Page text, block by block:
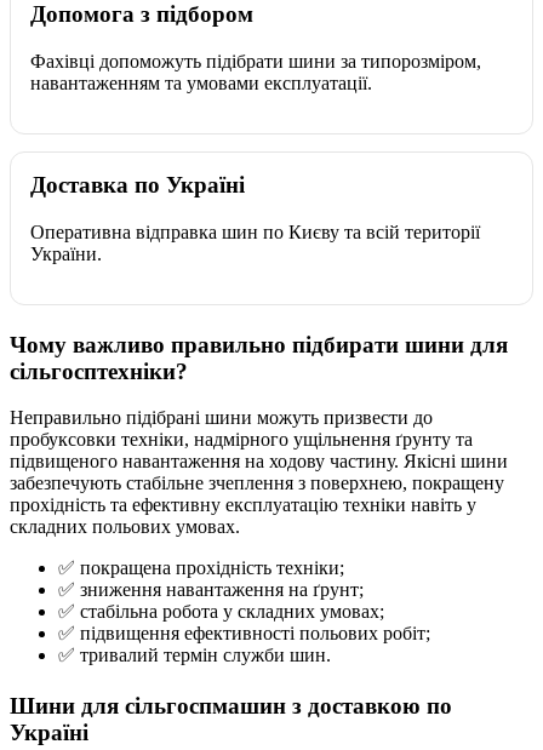
Допомога з підбором
Фахівці допоможуть підібрати шини за типорозміром,
навантаженням та умовами експлуатації.
Доставка по Україні
Оперативна відправка шин по Києву та всій території
України.
Чому важливо правильно підбирати шини для
сільгосптехніки?
Неправильно підібрані шини можуть призвести до
пробуксовки техніки, надмірного ущільнення ґрунту та
підвищеного навантаження на ходову частину. Якісні шини
забезпечують стабільне зчеплення з поверхнею, покращену
прохідність та ефективну експлуатацію техніки навіть у
складних польових умовах.
✅ покращена прохідність техніки;
✅ зниження навантаження на ґрунт;
✅ стабільна робота у складних умовах;
✅ підвищення ефективності польових робіт;
✅ тривалий термін служби шин.
Шини для сільгоспмашин з доставкою по
Україні